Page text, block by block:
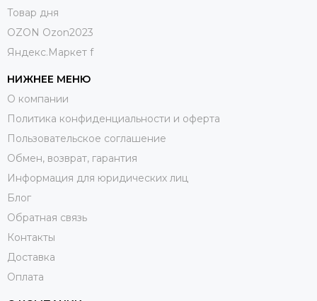
Товар дня
OZON Ozon2023
Яндекс.Маркет f
НИЖНЕЕ МЕНЮ
О компании
Политика конфиденциальности и оферта
Пользовательское соглашение
Обмен, возврат, гарантия
Информация для юридических лиц
Блог
Обратная связь
Контакты
Доставка
Оплата